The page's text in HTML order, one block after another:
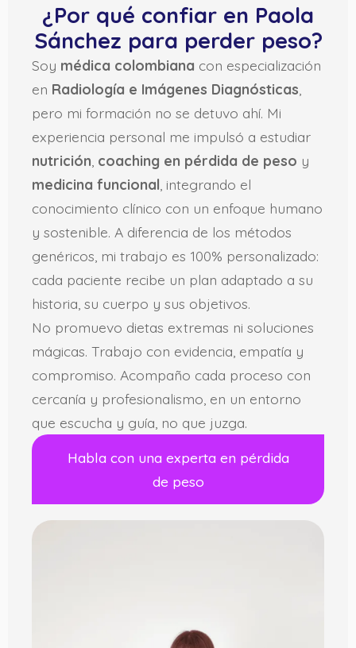
¿Por qué confiar en Paola
Sánchez para perder peso?
Soy médica colombiana con especialización
en Radiología e Imágenes Diagnósticas
pero mi formación no se detuvo ahí. Mi
experiencia personal me impulsó a estudiar
nutrición coaching en pérdida de peso y
medicina funcional , integrando el
conocimiento clínico con un enfoque humano
y sostenible. A diferencia de los métodos
genéricos, mi trabajo es 100% personalizado:
cada paciente recibe un plan adaptado a su
historia, su cuerpo y sus objetivos.
No promuevo dietas extremas ni soluciones
mágicas. Trabajo con evidencia, empatía y
compromiso. Acompaño cada proceso con
cercanía y profesionalismo, en un entorno
que escucha y guía, no que juzga.
Habla con una experta en pérdida
de peso